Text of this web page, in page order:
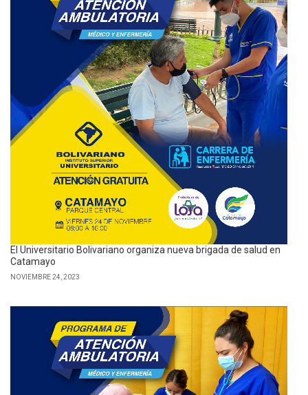
El Universitario Bolivariano organiza nueva brigada de salud en
Catamayo
NOVIEMBRE 24, 2023